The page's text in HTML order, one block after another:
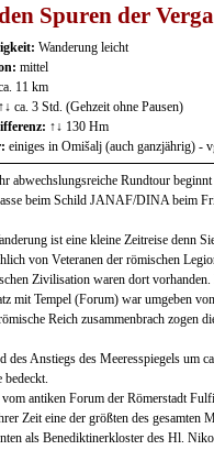
Spuren der
Wanderung leicht
mittel
11 km
↑↓ ca. 3 Std. (Gehzeit ohne Pausen)
↑↓ 130 Hm
einiges in Omišalj (auch ganzjährig) -
abwechslungsreiche Rundtour
beim Schild JANAF/DINA beim
ist eine kleine Zeitreise denn
von Veteranen der römischen
Zivilisation waren dort
mit Tempel (Forum) war umgeben
Reich zusammenbrach zogen
des Anstiegs des Meeresspiegels um
bedeckt.
antiken Forum der Römerstadt
Zeit eine der größten des gesamten
als Benediktinerkloster des Hl.